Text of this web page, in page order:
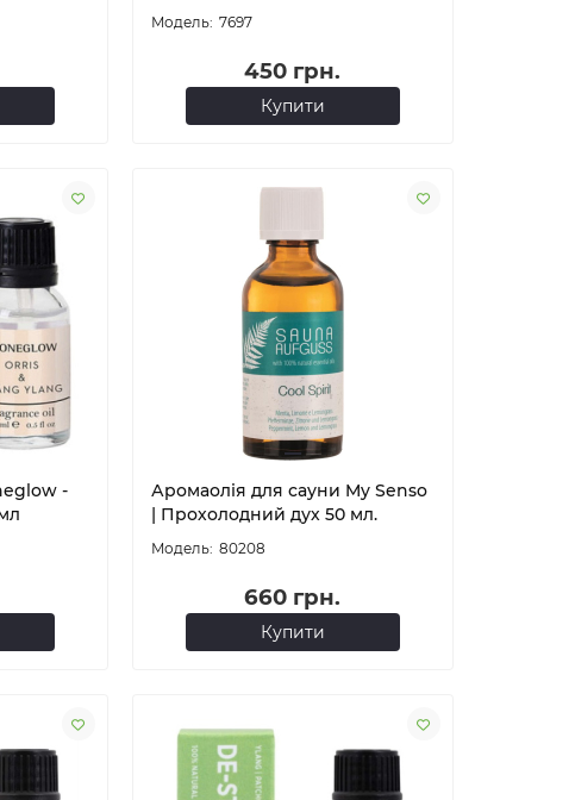
7697
450 грн.
Купити
-
Аромаолія для сауни My Senso
| Прохолодний дух 50 мл.
80208
660 грн.
Купити